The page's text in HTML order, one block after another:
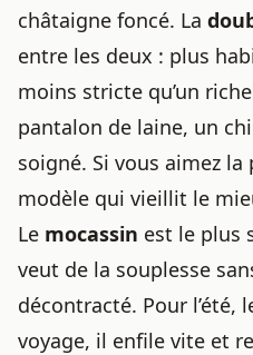
châtaigne foncé. La
entre les deux : plus
moins stricte qu’un
pantalon de laine, un
soigné. Si vous aimez la
modèle qui vieillit le
Le mocassin est le plus
veut de la souplesse
décontracté. Pour l’été,
voyage, il enfile vite et